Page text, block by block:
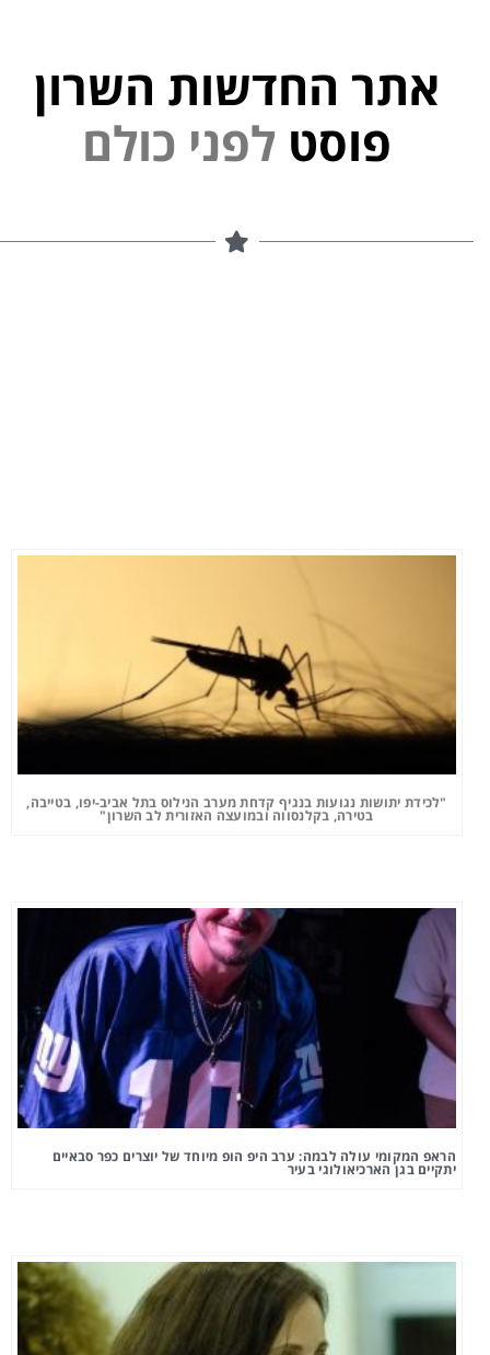
אתר החדשות השרון
פוסט
"לכידת יתושות נגועות בנגיף קדחת מערב הנילוס בתל אביב-יפו, בטייבה,
בטירה, בקלנסווה ובמועצה האזורית לב השרון"
הראפ המקומי עולה לבמה: ערב היפ הופ מיוחד של יוצרים כפר סבאיים
יתקיים בגן הארכיאולוגי בעיר